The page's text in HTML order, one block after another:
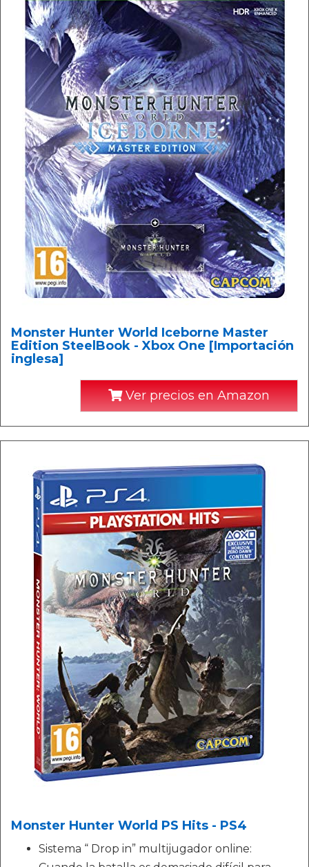
Monster Hunter World Iceborne Master
Edition SteelBook - Xbox One [Importación
inglesa]
Ver precios en Amazon
Monster Hunter World PS Hits - PS4
Sistema “ Drop in” multijugador online: